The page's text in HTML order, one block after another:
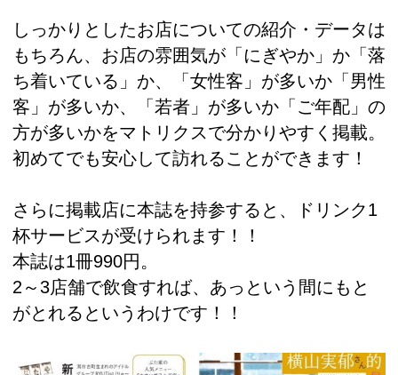
しっかりとしたお店についての紹介・データは
もちろん、お店の雰囲気が「にぎやか」か「落
ち着いている」か、「女性客」が多いか「男性
客」が多いか、「若者」が多いか「ご年配」の
方が多いかをマトリクスで分かりやすく掲載。
初めてでも安心して訪れることができます！
さらに掲載店に本誌を持参すると、ドリンク1
杯サービスが受けられます！！
本誌は1冊990円。
2～3店舗で飲食すれば、あっという間にもと
がとれるというわけです！！